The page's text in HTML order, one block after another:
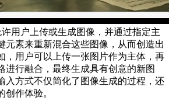
用户上传或生成图像，并通过指定主
元素来重新混合这些图像，从而创造出
，用户可以上传一张图片作为主体，再
进行融合，最终生成具有创意的新图
入方式不仅简化了图像生成的过程，还
创作体验。